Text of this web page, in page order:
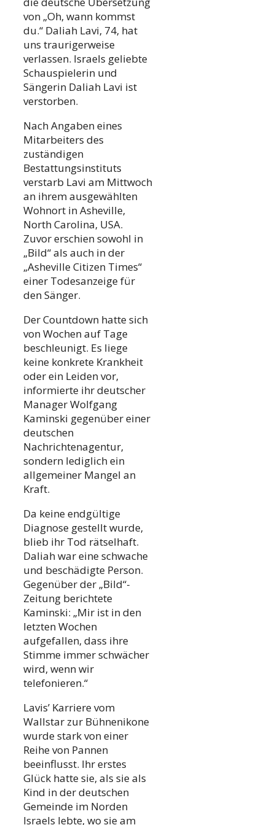
von „Oh, wann kommst
du.“ Daliah Lavi, 74, hat
uns traurigerweise
verlassen. Israels geliebte
Schauspielerin und
Sängerin Daliah Lavi ist
verstorben.
Nach Angaben eines
Mitarbeiters des
zuständigen
Bestattungsinstituts
verstarb Lavi am Mittwoch
an ihrem ausgewählten
Wohnort in Asheville,
North Carolina, USA.
Zuvor erschien sowohl in
„Bild“ als auch in der
„Asheville Citizen Times“
einer Todesanzeige für
den Sänger.
Der Countdown hatte sich
von Wochen auf Tage
beschleunigt. Es liege
keine konkrete Krankheit
oder ein Leiden vor,
informierte ihr deutscher
Manager Wolfgang
Kaminski gegenüber einer
deutschen
Nachrichtenagentur,
sondern lediglich ein
allgemeiner Mangel an
Kraft.
Da keine endgültige
Diagnose gestellt wurde,
blieb ihr Tod rätselhaft.
Daliah war eine schwache
und beschädigte Person.
Gegenüber der „Bild“-
Zeitung berichtete
Kaminski: „Mir ist in den
letzten Wochen
aufgefallen, dass ihre
Stimme immer schwächer
wird, wenn wir
telefonieren.“
Lavis’ Karriere vom
Wallstar zur Bühnenikone
wurde stark von einer
Reihe von Pannen
beeinflusst. Ihr erstes
Glück hatte sie, als sie als
Kind in der deutschen
Gemeinde im Norden
Israels lebte, wo sie am